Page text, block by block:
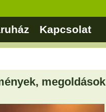
Kapcsolat
megoldások